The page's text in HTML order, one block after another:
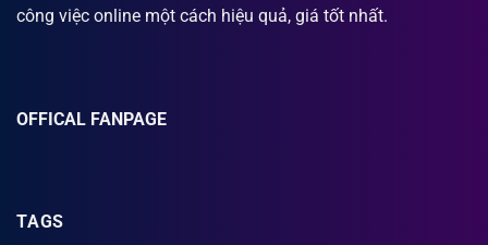
công việc online một cách hiệu quả, giá tốt nhất.
OFFICAL FANPAGE
TAGS